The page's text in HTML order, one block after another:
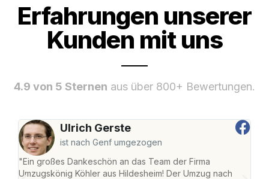
Erfahrungen unserer
Kunden mit uns
4.9 von 5 Sternen aus über 800+ Bewertungen.
Ulrich Gerste
ist nach Genf umgezogen
"Ein großes Dankeschön an das Team der Firma
Umzugskönig Köhler aus Hildesheim! Der Umzug nach